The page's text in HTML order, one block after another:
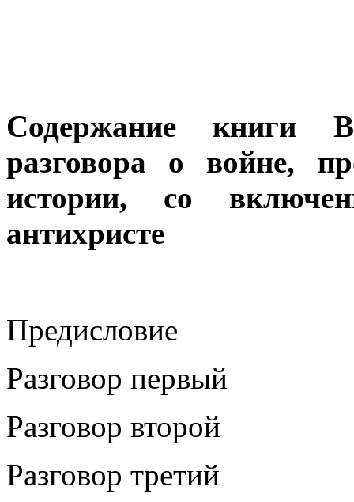
Содержание книги
разговора о войне,
истории, со
антихристе
Предисловие
Разговор первый
Разговор второй
Разговор третий